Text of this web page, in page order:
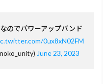
のでパワーアップバンド
0ux8xN02FM
June 23, 2023